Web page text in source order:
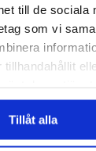
till de sociala
som vi
Tillåt alla
Plåster